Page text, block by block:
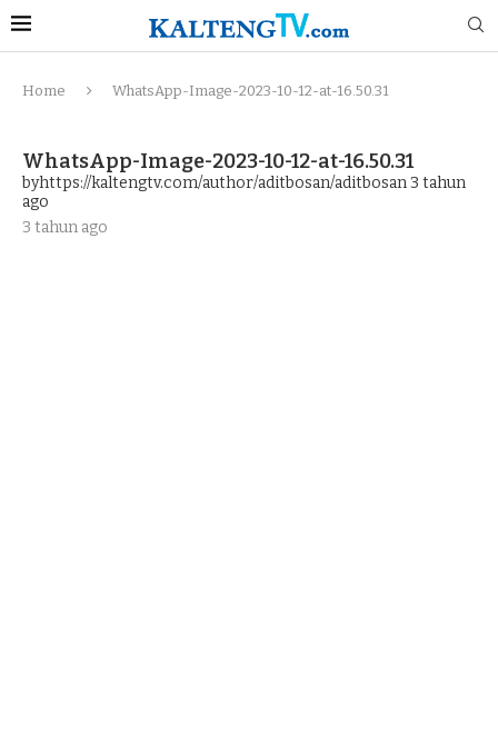
Home WhatsApp-Image-2023-10-12-at-16.50.31
WhatsApp-Image-2023-10-12-at-16.50.31
byhttps://kaltengtv.com/author/aditbosan/aditbosan3 tahun
ago
3 tahun ago